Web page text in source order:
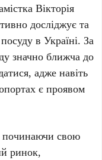
Вікторія
досліджує та
посуду вУкраїні. За
значно ближча до
адже навіть
є проявом
починаючи свою
ринок,